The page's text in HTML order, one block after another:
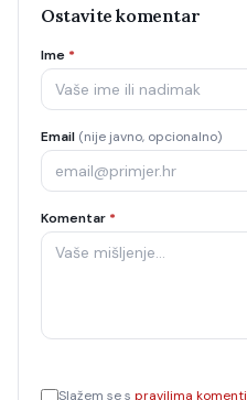
Ostavite komentar
Ime *
Email (nije javno, opcionalno)
Komentar *
Slažem se s pravilima